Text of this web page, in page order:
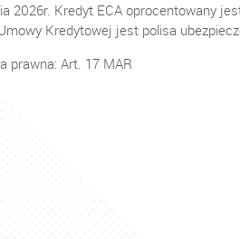
2026r. Kredyt ECA oprocentowany
Kredytowej jest polisa
prawna: Art. 17 MAR